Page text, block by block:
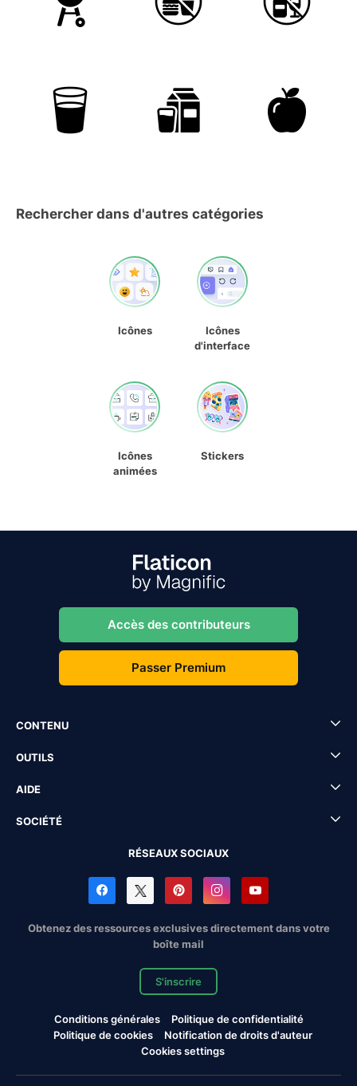
Rechercher dans d'autres catégories
Icônes
Icônes
d'interface
Icônes
animées
Stickers
Accès des contributeurs
Passer Premium
CONTENU
OUTILS
AIDE
SOCIÉTÉ
RÉSEAUX SOCIAUX
Obtenez des ressources exclusives directement dans votre
boîte mail
S'inscrire
Conditions générales
Politique de confidentialité
Politique de cookies
Notification de droits d'auteur
Cookies settings